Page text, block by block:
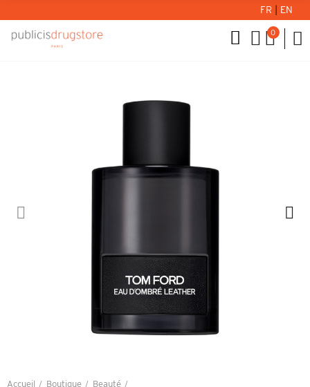
FR EN
0
Accueil Boutique
Beauté